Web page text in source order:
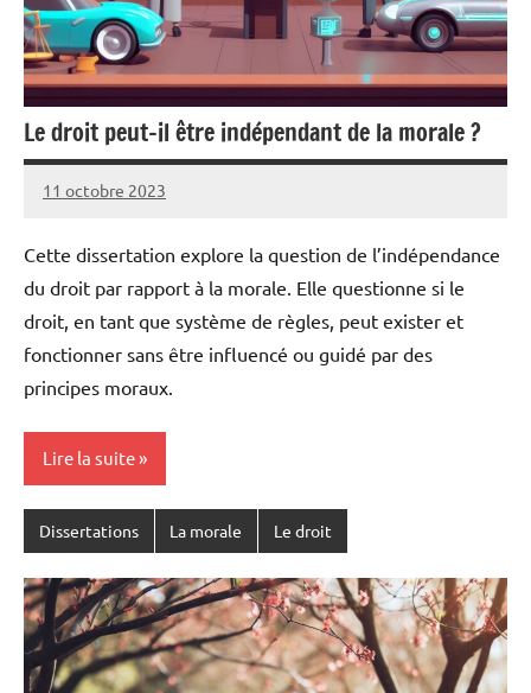
Le droit peut-il être indépendant de la morale ?
11 octobre 2023
Pierre
Aucun
Cette dissertation explore la question de l’indépendance
du droit par rapport à la morale. Elle questionne si le
droit, en tant que système de règles, peut exister et
fonctionner sans être influencé ou guidé par des
principes moraux.
Lire la suite
Dissertations La morale Le droit